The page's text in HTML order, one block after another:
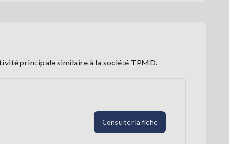
principale similaire à la société TPMD.
Consulter la fiche